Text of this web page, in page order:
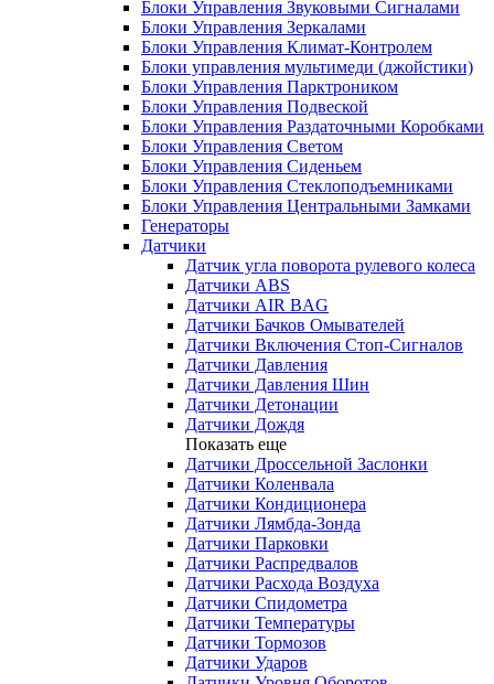
Блоки Управления Звуковыми Сигналами
Блоки Управления Зеркалами
Блоки Управления Климат-Контролем
Блоки управления мультимеди (джойстики)
Блоки Управления Парктроником
Блоки Управления Подвеской
Блоки Управления Раздаточными Коробками
Блоки Управления Светом
Блоки Управления Сиденьем
Блоки Управления Стеклоподъемниками
Блоки Управления Центральными Замками
Генераторы
Датчики
Датчик угла поворота рулевого колеса
Датчики ABS
Датчики AIR BAG
Датчики Бачков Омывателей
Датчики Включения Стоп-Сигналов
Датчики Давления
Датчики Давления Шин
Датчики Детонации
Датчики Дождя
Показать еще
Датчики Дроссельной Заслонки
Датчики Коленвала
Датчики Кондиционера
Датчики Лямбда-Зонда
Датчики Парковки
Датчики Распредвалов
Датчики Расхода Воздуха
Датчики Спидометра
Датчики Температуры
Датчики Тормозов
Датчики Ударов